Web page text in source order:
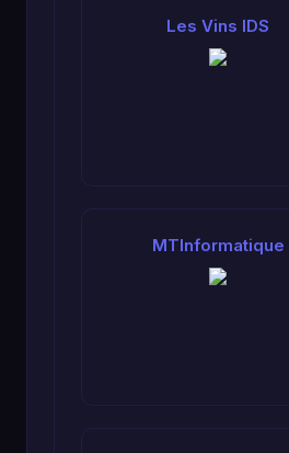
Les Vins IDS
MTInformatique